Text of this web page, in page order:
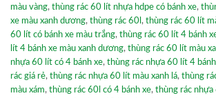
màu vàng, thùng rác 60 lít nhựa hdpe có bánh xe,
xe màu xanh dương, thùng rác 60l , thùng rác 60 lít
60 lít có bánh xe màu trắng, thùng rác 60 lít 4 bánh
lít 4 bánh xe màu xanh dương, thùng rác 60 lít màu
nhựa 60 lít có 4 bánh xe, thùng rác nhựa 60 lít 4
rác giá rẻ, thùng rác nhựa 60 lít màu xanh lá, thùng
màu xám, thùng rác 60l có 4 bánh xe, thùng rác